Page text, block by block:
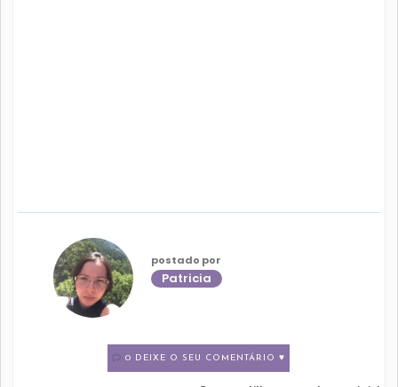
postado por
Patricia
0 DEIXE O SEU COMENTÁRIO ♥